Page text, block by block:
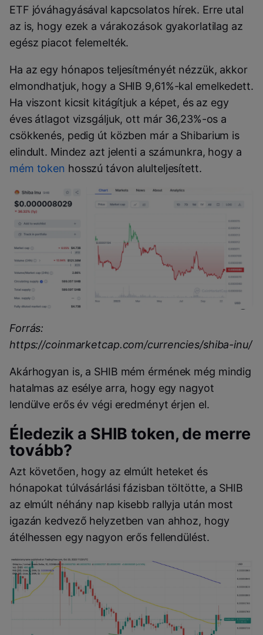
ETF jóváhagyásával kapcsolatos hírek. Erre utal
az is, hogy ezek a várakozások gyakorlatilag az
egész piacot felemelték.
Ha az egy hónapos teljesítményét nézzük, akkor
elmondhatjuk, hogy a SHIB 9,61%-kal emelkedett.
Ha viszont kicsit kitágítjuk a képet, és az egy
éves átlagot vizsgáljuk, ott már 36,23%-os a
csökkenés, pedig út közben már a Shibarium is
elindult. Mindez azt jelenti a számunkra, hogy a
mém token hosszú távon alulteljesített.
Forrás:
https://coinmarketcap.com/currencies/shiba-inu/
Akárhogyan is, a SHIB mém érmének még mindig
hatalmas az esélye arra, hogy egy nagyot
lendülve erős év végi eredményt érjen el.
Éledezik a SHIB token, de merre
tovább?
Azt követően, hogy az elmúlt heteket és
hónapokat túlvásárlási fázisban töltötte, a SHIB
az elmúlt néhány nap kisebb rallyja után most
igazán kedvező helyzetben van ahhoz, hogy
átélhessen egy nagyon erős fellendülést.